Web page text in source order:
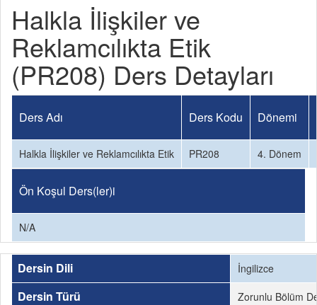
Halkla İlişkiler ve
Reklamcılıkta Etik
(PR208) Ders Detayları
Ders Adı Ders Kodu Dönemi
Halkla İlişkiler ve Reklamcılıkta Etik PR208 4. Dönem
Ön Koşul Ders(ler)i
N/A
Dersin Dili İngilizce
Dersin Türü Zorunlu Bölüm